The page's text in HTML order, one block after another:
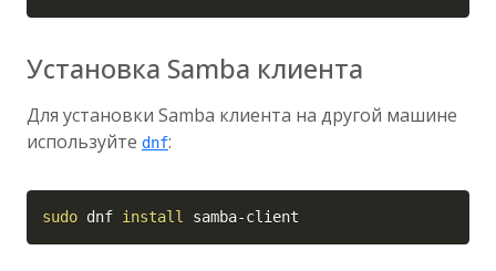
Установка Samba клиента
Для установки Samba клиента на другой машине
используйте dnf:
sudo dnf install samba-client